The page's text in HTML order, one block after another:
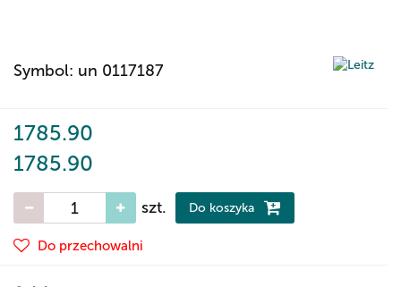
Symbol: un 0117187
1785.90
1785.90
szt. Do koszyka
Do przechowalni